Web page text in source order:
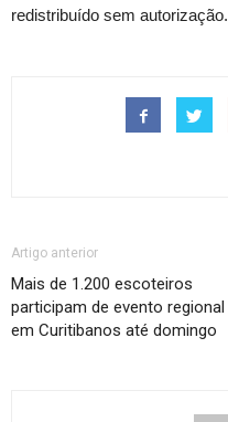
redistribuído sem autorização.
Artigo anterior
Mais de 1.200 escoteiros
participam de evento regional
em Curitibanos até domingo